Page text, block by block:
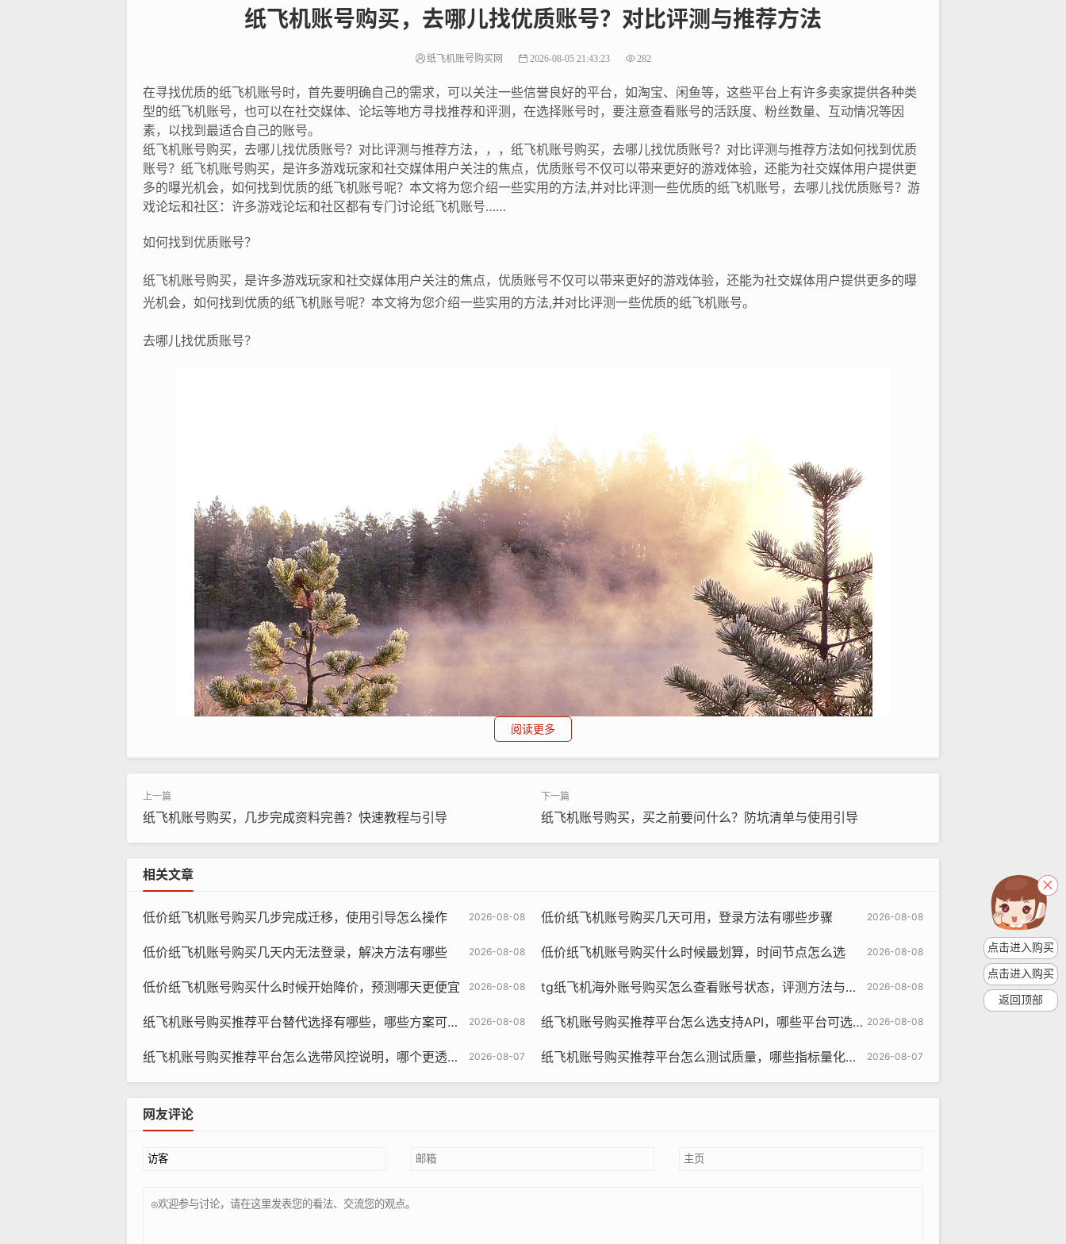
纸飞机账号购买，去哪儿找优质账号？对比评测与推荐方法
纸飞机账号购买网 2026-08-05 21:43:23 282
在寻找优质的纸飞机账号时，首先要明确自己的需求，可以关注一些信誉良好的平台，如淘宝、闲鱼等，这些平台上有许多卖家提供各种类
型的纸飞机账号，也可以在社交媒体、论坛等地方寻找推荐和评测，在选择账号时，要注意查看账号的活跃度、粉丝数量、互动情况等因
素，以找到最适合自己的账号。
纸飞机账号购买，去哪儿找优质账号？对比评测与推荐方法，，，纸飞机账号购买，去哪儿找优质账号？对比评测与推荐方法如何找到优质
账号？纸飞机账号购买，是许多游戏玩家和社交媒体用户关注的焦点，优质账号不仅可以带来更好的游戏体验，还能为社交媒体用户提供更
多的曝光机会，如何找到优质的纸飞机账号呢？本文将为您介绍一些实用的方法,并对比评测一些优质的纸飞机账号，去哪儿找优质账号？游
戏论坛和社区：许多游戏论坛和社区都有专门讨论纸飞机账号……
如何找到优质账号？
纸飞机账号购买，是许多游戏玩家和社交媒体用户关注的焦点，优质账号不仅可以带来更好的游戏体验，还能为社交媒体用户提供更多的曝
光机会，如何找到优质的纸飞机账号呢？本文将为您介绍一些实用的方法,并对比评测一些优质的纸飞机账号。
去哪儿找优质账号？
阅读更多
纸飞机账号购买，几步完成资料完善？快速教程与引导 纸飞机账号购买，买之前要问什么？防坑清单与使用引导
相关文章
2026-08-08
低价纸飞机账号购买几步完成迁移，使用引导怎么操作 2026-08-08
低价纸飞机账号购买几天可用，登录方法有哪些步骤
2026-08-08
低价纸飞机账号购买几天内无法登录，解决方法有哪些 2026-08-08
低价纸飞机账号购买什么时候最划算，时间节点怎么选
2026-08-08
低价纸飞机账号购买什么时候开始降价，预测哪天更便宜 2026-08-08
tg纸飞机海外账号购买怎么查看账号状态，评测方法与教程？
2026-08-08
纸飞机账号购买推荐平台替代选择有哪些，哪些方案可行与如何低成本实现学习 2026-08-08
纸飞机账号购买推荐平台怎么选支持API，哪些平台可选与为何要用对比
2026-08-07
纸飞机账号购买推荐平台怎么选带风控说明，哪个更透明与对比评测指南 2026-08-07
纸飞机账号购买推荐平台怎么测试质量，哪些指标量化与对比评测教程指南
网友评论
点击进入购买
点击进入购买
返回顶部